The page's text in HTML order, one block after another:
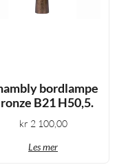
bordlampe
B21 H50,5.
kr 2 100,00
Les mer